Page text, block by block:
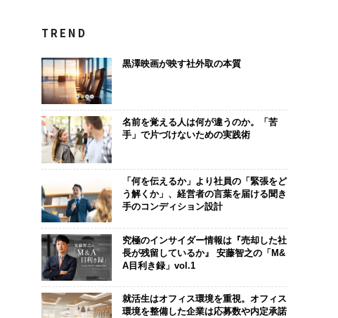
TREND
黒澤映画が映す社外取の本質
名前を覚える人は何が違うのか。「苦
手」で片づけないための実践術
「何を伝えるか」より社員の「緊張をど
う解くか」、経営者の言葉を届ける聞き
手のコンディション設計
究極のインサイダー情報は『売却した社
長が残留しているか』 安藤智之の「M&
A目利き録」vol.1
就活生はオフィス環境を重視。オフィス
環境を整備した企業は応募数や内定承諾